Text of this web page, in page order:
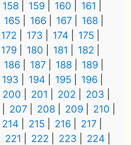
158 159 160
161
165 166 167
168
172 173 174
175
179 180 181
182
186 187 188
189
193 194 195
196
200 201 202
203
207 208 209
210
214 215 216
217
221 222 223
224